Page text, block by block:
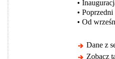
•
•
• Od
Dane z
Zobacz